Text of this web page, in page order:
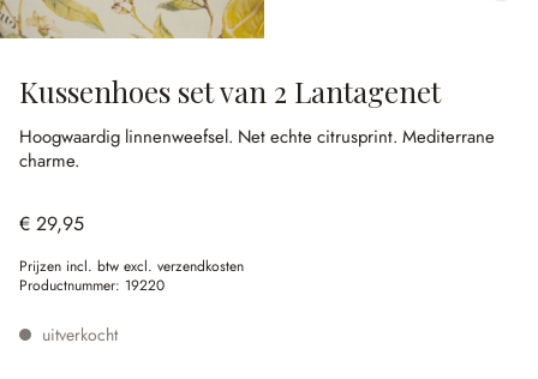
Kussenhoes set van 2 Lantagenet
Hoogwaardig linnenweefsel. Net echte citrusprint. Mediterrane
charme.
€ 29,95
Prijzen incl. btw excl. verzendkosten
Productnummer: 19220
uitverkocht